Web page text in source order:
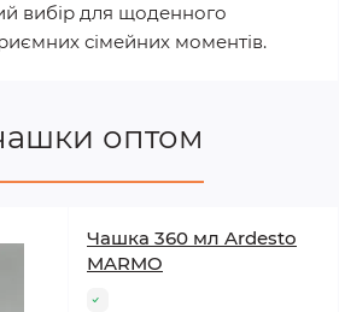
вибір для щоденного
сімейних моментів.
оптом
Чашка 360 мл Ardesto
MARMO